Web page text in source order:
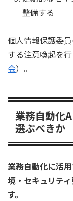
整備する
個人情報保護委
する注意喚起を
会）。
業務自動化
選ぶべきか
業務自動化に活
境・セキュリテ
す。